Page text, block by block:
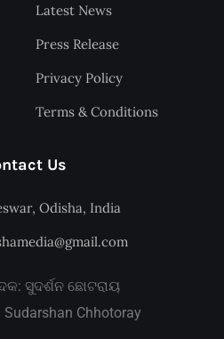
Latest News
Press Release
Privacy Policy
Terms & Conditions
Us
Odisha, India
ସୁଦର୍ଶନ ଛୋଟରାୟ
Sudarshan Chhotoray